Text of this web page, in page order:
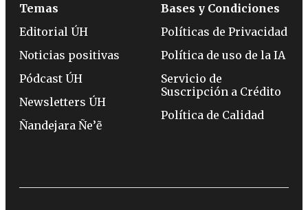
Temas
Editorial ÚH
Noticias positivas
Pódcast ÚH
Newsletters ÚH
Ñandejara Ñe’ẽ
Bases y Condiciones
Políticas de Privacidad
Política de uso de la IA
Servicio de
Suscripción a Crédito
Política de Calidad